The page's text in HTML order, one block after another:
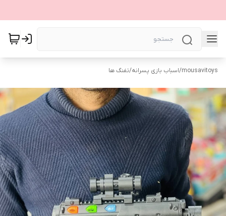
mousavitoys
/اسباب بازی پسرانه/تفنگ ها